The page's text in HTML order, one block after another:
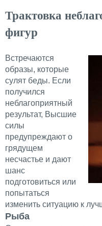
Трактовка
фигур
Встречаются
образы, которые
сулят беды. Если
получился
неблагоприятный
результат, Высшие
силы
предупреждают о
грядущем
несчастье и дают
шанс
подготовиться или
попытаться
изменить ситуацию к
Рыба